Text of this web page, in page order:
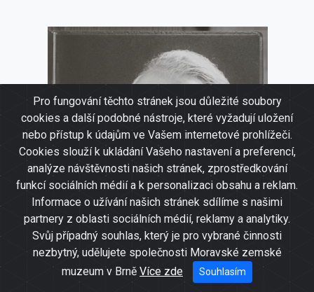
Pro fungování těchto stránek jsou důležité soubory
cookies a další podobné nástroje, které vyžadují uložení
nebo přístup k údajům ve Vašem internetové prohlížeči.
Cookies slouží k ukládání Vašeho nastavení a preferencí,
analýze návštěvnosti našich stránek, zprostředkování
funkcí sociálních médií a k personalizaci obsahu a reklam.
Informace o užívání našich stránek sdílíme s našimi
partnery z oblasti sociálních médií, reklamy a analytiky.
Svůj případný souhlas, který je pro vybrané činnosti
nezbytný, udělujete společnosti Moravské zemské
muzeum v Brně Více zde Souhlasím